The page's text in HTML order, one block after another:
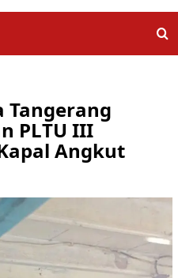
Tangerang
PLTU III
Angkut